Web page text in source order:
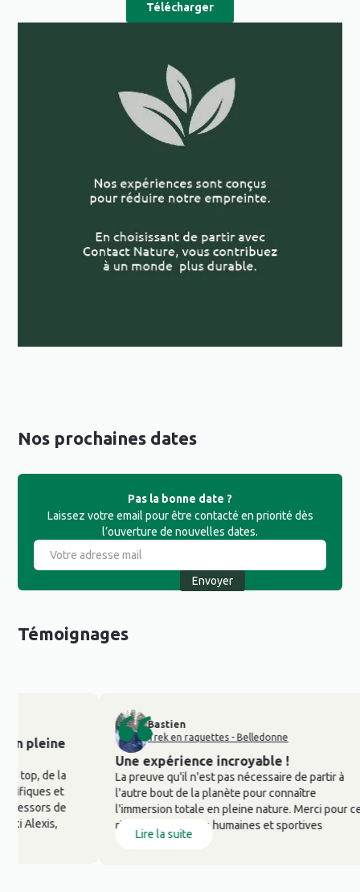
Télécharger
Nos prochaines dates
Pas la bonne date ?
Laissez votre email pour être contacté en priorité dès
l’ouverture de nouvelles dates.
Témoignages
de la
et
de
Bastien
Trek en raquettes - Belledonne
Une expérience incroyable !
La preuve qu'il n'est pas nécessaire de partir à
l'autre bout de la planète pour connaître
l'immersion totale en pleine nature. Merci pour ces
riches expériences humaines et sportives
Lire la suite